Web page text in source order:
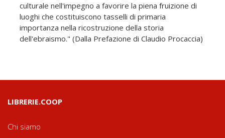
culturale nell'impegno a favorire la piena fruizione di
luoghi che costituiscono tasselli di primaria
importanza nella ricostruzione della storia
dell'ebraismo." (Dalla Prefazione di Claudio Procaccia)
LIBRERIE.COOP
Chi siamo